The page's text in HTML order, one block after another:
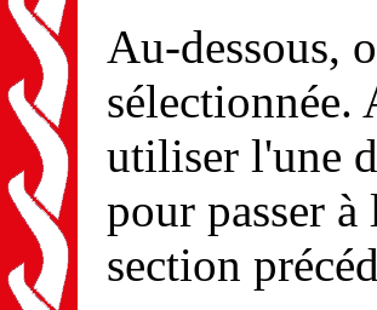
Au-dessous,
sélectionnée.
utiliser l'une
pour passer
section